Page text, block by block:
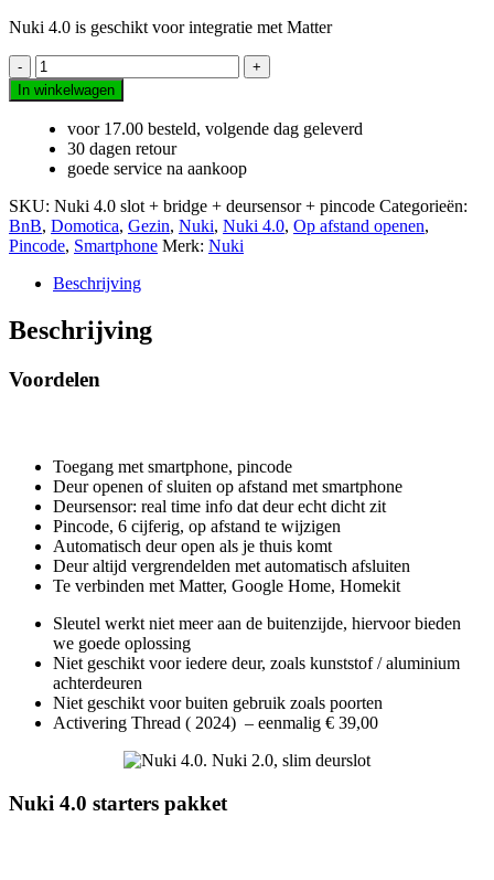
Nuki 4.0 is geschikt voor integratie met Matter
Nuki
4.0
+
bridge
pincode
deursensor
aantal
In winkelwagen
voor 17.00 besteld, volgende dag geleverd
30 dagen retour
goede service na aankoop
SKU: Nuki 4.0 slot + bridge + deursensor + pincode Categorieën:
BnB, Domotica, Gezin, Nuki, Nuki 4.0, Op afstand openen,
Pincode, Smartphone Merk: Nuki
Beschrijving
Beschrijving
Voordelen
Toegang met smartphone, pincode
Deur openen of sluiten op afstand met smartphone
Deursensor: real time info dat deur echt dicht zit
Pincode, 6 cijferig, op afstand te wijzigen
Automatisch deur open als je thuis komt
Deur altijd vergrendelden met automatisch afsluiten
Te verbinden met Matter, Google Home, Homekit
Sleutel werkt niet meer aan de buitenzijde, hiervoor bieden
we goede oplossing
Niet geschikt voor iedere deur, zoals kunststof / aluminium
achterdeuren
Niet geschikt voor buiten gebruik zoals poorten
Activering Thread ( 2024) – eenmalig € 39,00
Nuki 4.0 starters pakket